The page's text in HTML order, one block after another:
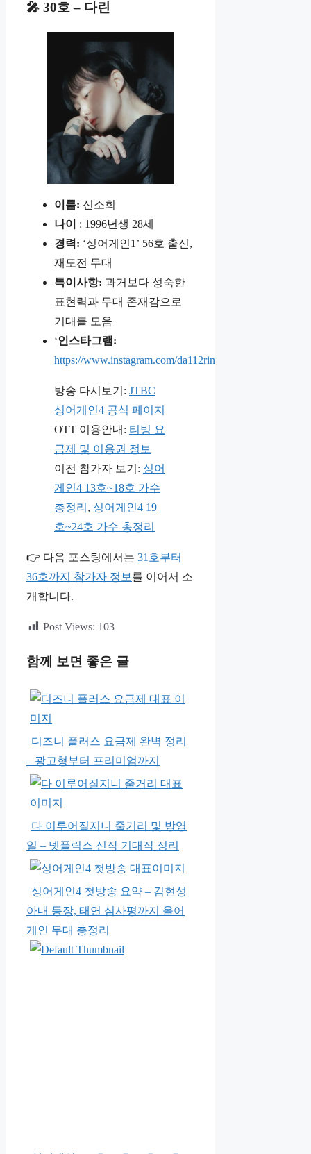
🎤 30호 – 다린
이름: 신소희
나이 : 1996년생 28세
경력: ‘싱어게인1’ 56호 출신,
재도전 무대
특이사항: 과거보다 성숙한
표현력과 무대 존재감으로
기대를 모음
‘인스타그램:
https://www.instagram.com/da112rin
방송 다시보기: JTBC
싱어게인4 공식 페이지
OTT 이용안내: 티빙 요
금제 및 이용권 정보
이전 참가자 보기: 싱어
게인4 13호~18호 가수
총정리 , 싱어게인4 19
호~24호 가수 총정리
👉 다음 포스팅에서는 31호부터
36호까지 참가자 정보 를 이어서 소
개합니다.
Post Views: 103
함께 보면 좋은 글
디즈니 플러스 요금제 완벽 정리
– 광고형부터 프리미엄까지
다 이루어질지니 줄거리 및 방영
일 – 넷플릭스 신작 기대작 정리
싱어게인4 첫방송 요약 – 김현성
아내 등장, 태연 심사평까지 올어
게인 무대 총정리